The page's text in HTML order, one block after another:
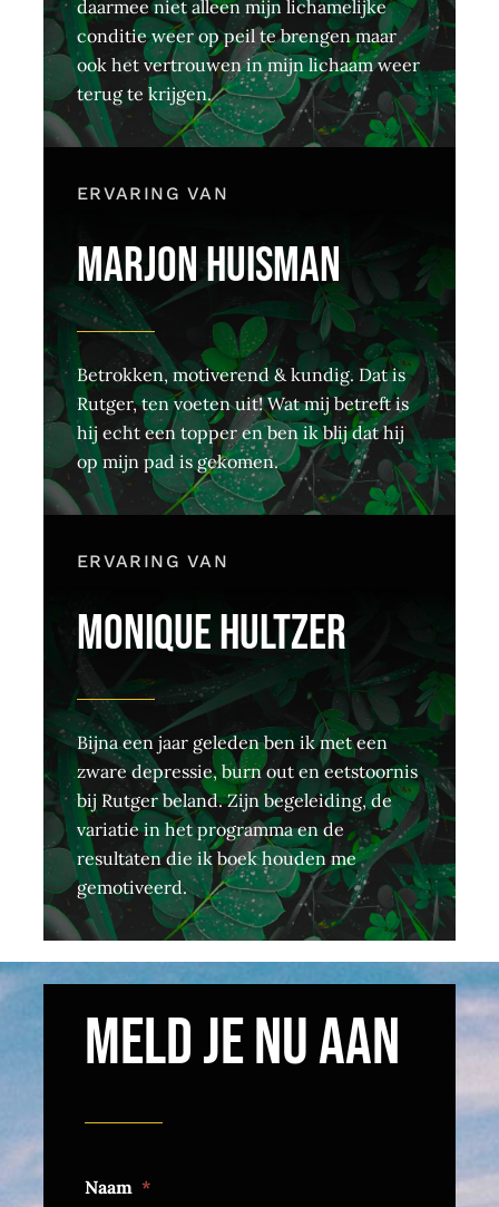
daarmee niet alleen mijn lichamelijke
conditie weer op peil te brengen maar
ook het vertrouwen in mijn lichaam weer
terug te krijgen.
ERVARING VAN
MARJON HUISMAN
Betrokken, motiverend & kundig. Dat is
Rutger, ten voeten uit! Wat mij betreft is
hij echt een topper en ben ik blij dat hij
op mijn pad is gekomen.
ERVARING VAN
MONIQUE HULTZER
Bijna een jaar geleden ben ik met een
zware depressie, burn out en eetstoornis
bij Rutger beland. Zijn begeleiding, de
variatie in het programma en de
resultaten die ik boek houden me
gemotiveerd.
Meld je nu aan
Naam *